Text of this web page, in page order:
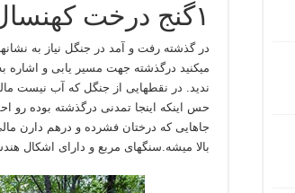
۱گنج درخت کهنسال و نحوه کاوش در جنگل :
در گذشته رفت و آمد در جنگل نیاز به
میکنید درگذشته جهت مسیر یابی و اشاره
ندید. در نقطهایی از جنگل که آب نیست
حس اینکه اینجا تمدنی درگذشته بوده رو
جاهایی که درختان فشرده و درهم دارن
بالا میشه.سنگهای مربع و دارای اشکال